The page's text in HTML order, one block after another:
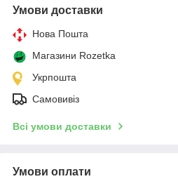
Умови доставки
Нова Пошта
Магазини Rozetka
Укрпошта
Самовивіз
Всі умови доставки
Умови оплати